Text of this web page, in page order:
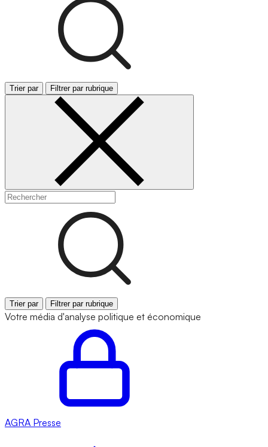
Trier par Filtrer par rubrique
Trier par Filtrer par rubrique
Votre média d'analyse politique et économique
AGRA Presse